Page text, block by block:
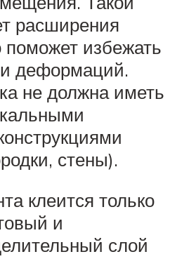
расширения
поможет избежать
и деформаций.
не должна иметь
стены).
клеится только
и
слой